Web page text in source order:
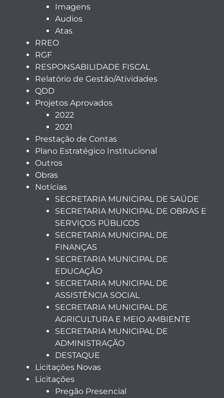
Imagens
Audios
Atas
RREO
RGF
RESPONSABILIDADE FISCAL
Relatório de Gestão/Atividades
QDD
Projetos Aprovados
2022
2021
Prestação de Contas
Plano Estratégico Institucional
Outros
Obras
Notícias
SECRETARIA MUNICIPAL DE SAÚDE
SECRETARIA MUNICIPAL DE OBRAS E
SERVIÇOS PÚBLICOS
SECRETARIA MUNICIPAL DE
FINANÇAS
SECRETARIA MUNICIPAL DE
EDUCAÇÃO
SECRETARIA MUNICIPAL DE
ASSISTÊNCIA SOCIAL
SECRETARIA MUNICIPAL DE
AGRICULTURA E MEIO AMBIENTE
SECRETARIA MUNICIPAL DE
ADMINISTRAÇÃO
DESTAQUE
Licitações Novas
Licitações
Pregão Presencial